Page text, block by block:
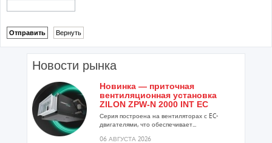
Новости рынка
Новинка — приточная
вентиляционная установка
ZILON ZPW-N 2000 INT EC
Серия построена на вентиляторах с EC-
двигателями, что обеспечивает...
06 АВГУСТА 2026